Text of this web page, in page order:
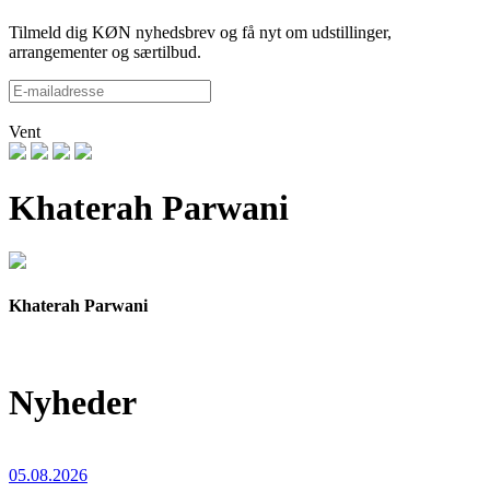
Tilmeld dig KØN nyhedsbrev og få nyt om udstillinger,
arrangementer og særtilbud.
Vent
Khaterah Parwani
Khaterah Parwani
Nyheder
05.08.2026